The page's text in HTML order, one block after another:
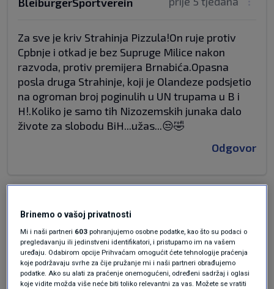
Za sve je kriv Strahinja Pizzula!On ruje protiv
Cpbnje i otkad je bez Supruge Milice nakon
razvoda, protiv premijera Brnabića.Opasna
posla druga Strahinje, koji je Olandeze podsjetio
na ogroman broj poginulih u UN trupama u B i
H!.Koliko je samo tih Nizozemskih junaka dalo
živote za slobodu BiH...užas...😒🤣
Odgovor
Mislim da ovi što su protiv čine veliku uslugu
Srbiji.
Odgovor
Brinemo o vašoj privatnosti
Mi i naši partneri 603 pohranjujemo osobne podatke, kao što su podaci o
pregledavanju ili jedinstveni identifikatori, i pristupamo im na vašem
uređaju. Odabirom opcije Prihvaćam omogućit ćete tehnologije praćenja
koje podržavaju svrhe za čije pružanje mi i naši partneri obrađujemo
podatke. Ako su alati za praćenje onemogućeni, određeni sadržaj i oglasi
koje vidite možda više neće biti toliko relevantni za vas. Možete se vratiti